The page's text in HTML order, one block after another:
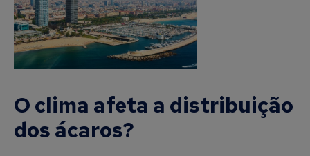
O clima afeta a distribuição
dos ácaros?